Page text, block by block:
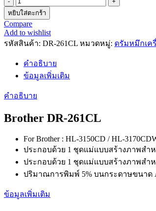
หยิบใส่ตะกร้า
Compare
Add to wishlist
รหัสสินค้า: DR-261CL หมวดหมู่: ดรัมหมึกเค
คำอธิบาย
ข้อมูลเพิ่มเติม
คำอธิบาย
Brother DR-261CL
For Brother : HL-3150CD / HL-
ประกอบด้วย 1 ชุดแม่แบบสร้างภาพสำ
ประกอบด้วย 1 ชุดแม่แบบสร้างภาพสำ
ปริมาณการพิมพ์ 5% บนกระดาษขนาด
ข้อมูลเพิ่มเติม